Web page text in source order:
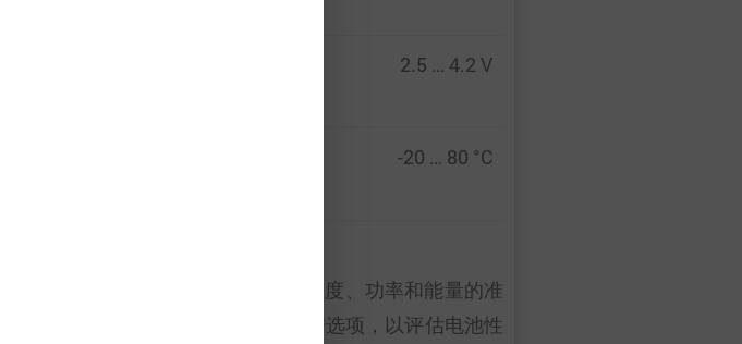
2.5 … 4.2 V
-20 … 80 °C
数据。所有实验都会计算电压、温度、功率和能量的准
INR18650-25PS(B)”的特性数据选项，以评估电池性